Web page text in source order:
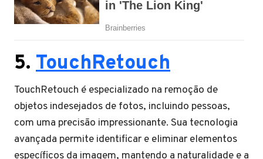
5. TouchRetouch
TouchRetouch é especializado na remoção de
objetos indesejados de fotos, incluindo pessoas,
com uma precisão impressionante. Sua tecnologia
avançada permite identificar e eliminar elementos
específicos da imagem, mantendo a naturalidade e a